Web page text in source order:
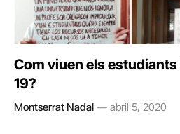
Com viuen els
19?
Montserrat Nadal abril 5, 2020